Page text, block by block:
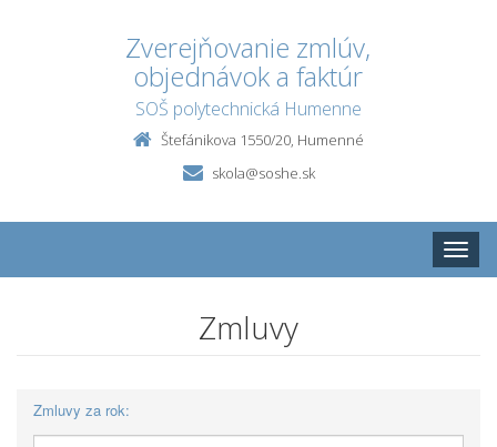
Zverejňovanie zmlúv,
objednávok a faktúr
SOŠ polytechnická Humenne
Štefánikova 1550/20, Humenné
skola@soshe.sk
Toggle
Zmluvy
Zmluvy za rok: